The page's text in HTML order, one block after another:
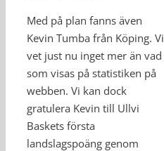
Med på plan fanns även
Kevin Tumba från Köping. Vi
vet just nu inget mer än vad
som visas på statistiken på
webben. Vi kan dock
gratulera Kevin till Ullvi
Baskets första
landslagspoäng genom